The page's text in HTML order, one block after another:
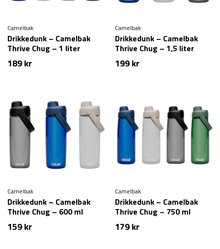
Camelbak
Drikkedunk – Camelbak
Thrive Chug – 1 liter
189kr
Camelbak
Drikkedunk – Camelbak
Thrive Chug – 1,5 liter
199kr
Camelbak
Drikkedunk – Camelbak
Thrive Chug – 600 ml
159kr
Camelbak
Drikkedunk – Camelbak
Thrive Chug – 750 ml
179kr